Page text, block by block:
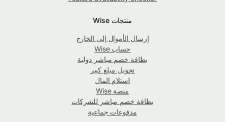
منتجات Wise
إرسال الأموال إلى الخارج
حساب Wise
بطاقة خصم مباشر دولية
تحويل مبلغ كبير
استلام المال
منصة Wise
بطاقة خصم مباشر للشركات
مدفوعات جماعية